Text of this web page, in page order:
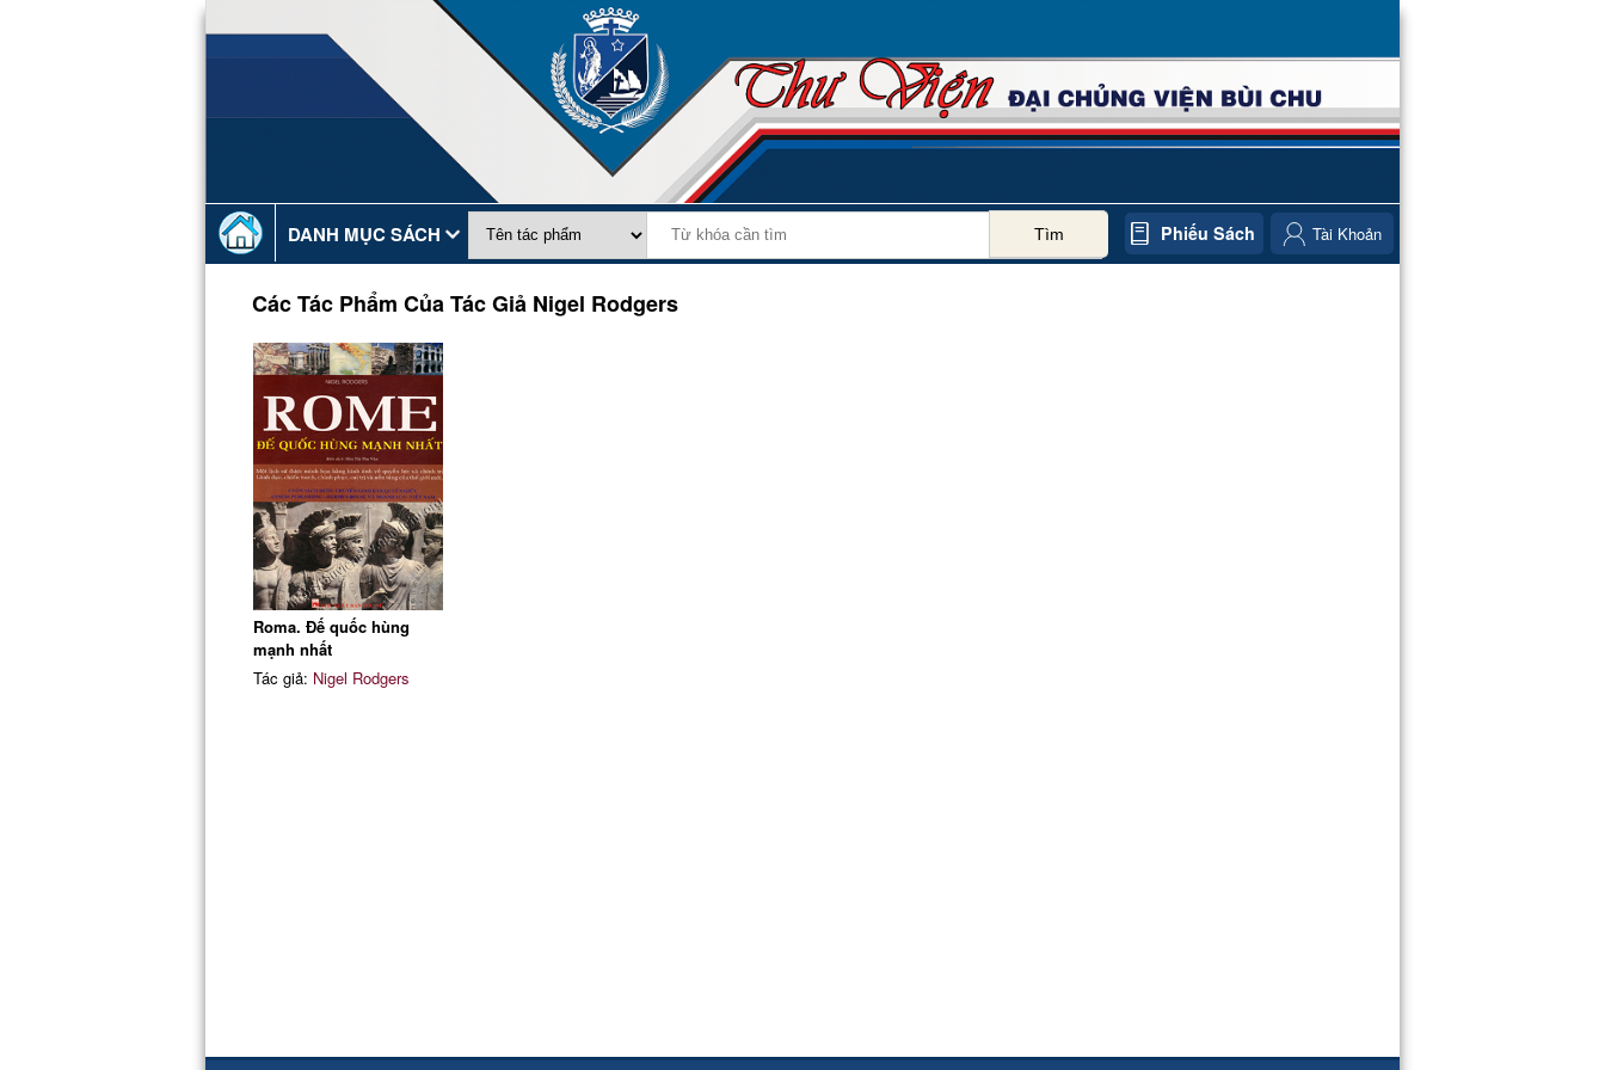
DANH MỤC SÁCH Tìm Phiếu Sách Tài Khoản
Các Tác Phẩm Của Tác Giả Nigel Rodgers
Roma. Đế quốc hùng
mạnh nhất
Tác giả: Nigel Rodgers